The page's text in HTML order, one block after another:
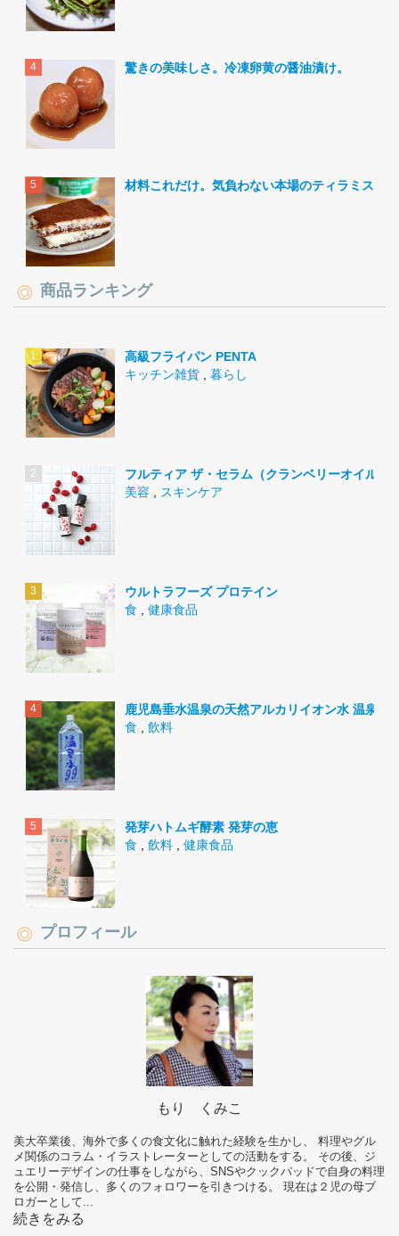
驚きの美味しさ。冷凍卵黄の醤油漬け。
材料これだけ。気負わない本場のティラミス。
商品ランキング
高級フライパン PENTA
キッチン雑貨
暮らし
フルティア ザ・セラム（クランベリーオイル）
美容
スキンケア
ウルトラフーズ プロテイン
食
健康食品
鹿児島垂水温泉の天然アルカリイオン水 温泉水
食
飲料
発芽ハトムギ酵素 発芽の恵
食
飲料 健康食品
プロフィール
もり くみこ
美大卒業後、海外で多くの食文化に触れた経験を生かし、 料理やグル
メ関係のコラム・イラストレーターとしての活動をする。 その後、ジ
ュエリーデザインの仕事をしながら、SNSやクックパッドで自身の料理
を公開・発信し、多くのフォロワーを引きつける。 現在は２児の母ブ
ロガーとして...
続きをみる